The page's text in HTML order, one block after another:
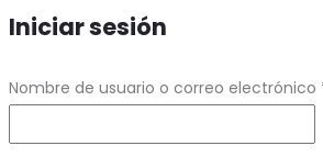
Iniciar sesión
Nombre de usuario o correo electrónico